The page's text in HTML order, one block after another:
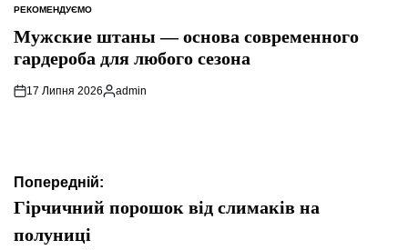
ОПУБЛІКУВАТИ
РЕКОМЕНДУЄМО
Мужские штаны — основа современного
гардероба для любого сезона
17 Липня 2026
Опубліковано
admin
Навігація
записів
Попередній:
Гірчичний порошок від слимаків на
полуниці